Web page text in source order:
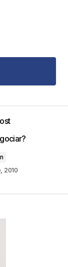
–
2010